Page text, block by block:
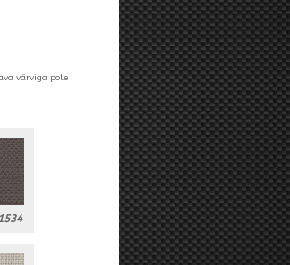
värviga pole